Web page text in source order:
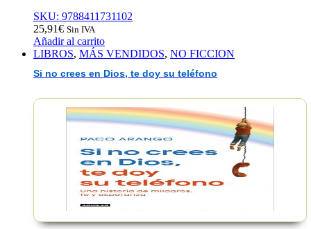
SKU: 9788411731102
25,91€ Sin IVA
Añadir al carrito
LIBROS, MÁS VENDIDOS, NO FICCION
Si no crees en Dios, te doy su teléfono